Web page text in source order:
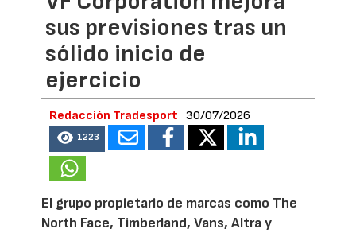
sus previsiones tras un
sólido inicio de
ejercicio
Redacción Tradesport 30/07/2026
1223
El grupo propietario de marcas como The
North Face, Timberland, Vans, Altra y